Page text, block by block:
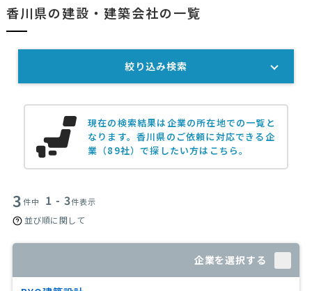
リフォーム業者への見積り 150万円まで
香川県の建設・建築会社の一覧
現在の検索結果は企業の所在地での一覧と
なります。香川県のご依頼に対応できる企
業（89社）で探したい方はこちら。
3件中 1 - 3件表示
並び順に関して
企業を選択する
絞り込み検索